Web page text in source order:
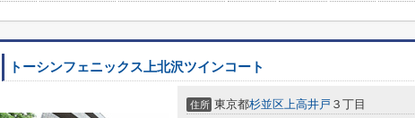
トーシンフェニックス上北沢ツインコート
住所 東京都杉並区上高井戸 ３丁目